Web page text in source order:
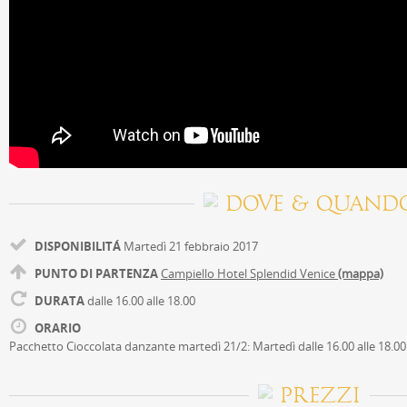
DOVE &
DISPONIBILITÁ Martedì 21 febbraio 2017
PUNTO DI PARTENZACampiello Hotel Splendid Venice(mappa)
DURATAdalle 16.00 alle 18.00
ORARIO
Pacchetto Cioccolata danzante martedì 21/2: Martedì dalle 16.00 alle 18.00
PREZZI